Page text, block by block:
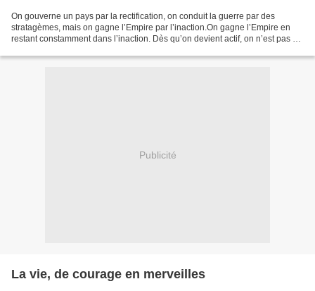
On gouverne un pays par la rectification, on conduit la guerre par des
stratagèmes, mais on gagne l’Empire par l’inaction.On gagne l’Empire en
restant constamment dans l’inaction. Dès qu’on devient actif, on n’est pas à
Publicité
La vie, de courage en merveilles